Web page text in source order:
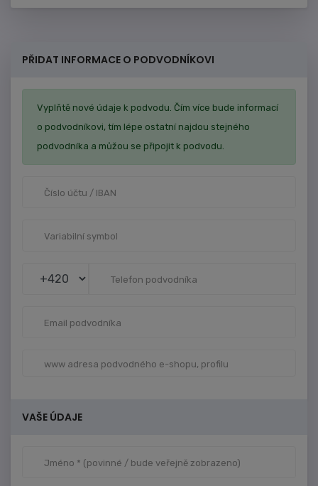
PŘIDAT INFORMACE O PODVODNÍKOVI
Vyplňtě nové údaje k podvodu. Čím více bude informací
o podvodníkovi, tím lépe ostatní najdou stejného
podvodníka a můžou se připojit k podvodu.
VAŠE ÚDAJE